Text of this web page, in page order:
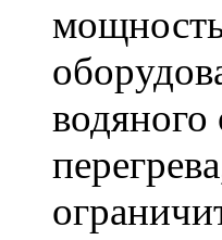
водяного